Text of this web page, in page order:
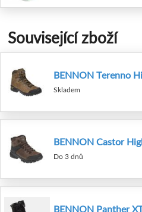
Související zboží
BENNON Terenno
Skladem
BENNON Castor
Do 3 dnů
BENNON Panther